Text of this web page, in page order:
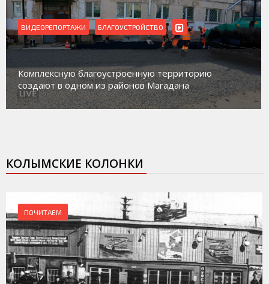
ВИДЕОРЕПОРТАЖИ БЛАГОУСТРОЙСТВО
Комплексную благоустроенную территорию
создают в одном из районов Магадана
КОЛЫМСКИЕ КОЛОНКИ
ПОЧИТАЕМ